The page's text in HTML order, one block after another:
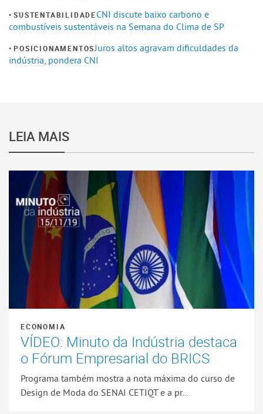
SUSTENTABILIDADECNI discute baixo carbono e
combustíveis sustentáveis na Semana do Clima de SP
POSICIONAMENTOSJuros altos agravam dificuldades da
indústria, pondera CNI
LEIA MAIS
ECONOMIA
VÍDEO: Minuto da Indústria destaca
o Fórum Empresarial do BRICS
Programa também mostra a nota máxima do curso de
Design de Moda do SENAI CETIQT e a pr...